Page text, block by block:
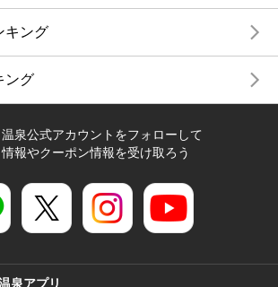
キング
ング
泉公式アカウントをフォローして
報やクーポン情報を受け取ろう
泉アプリ